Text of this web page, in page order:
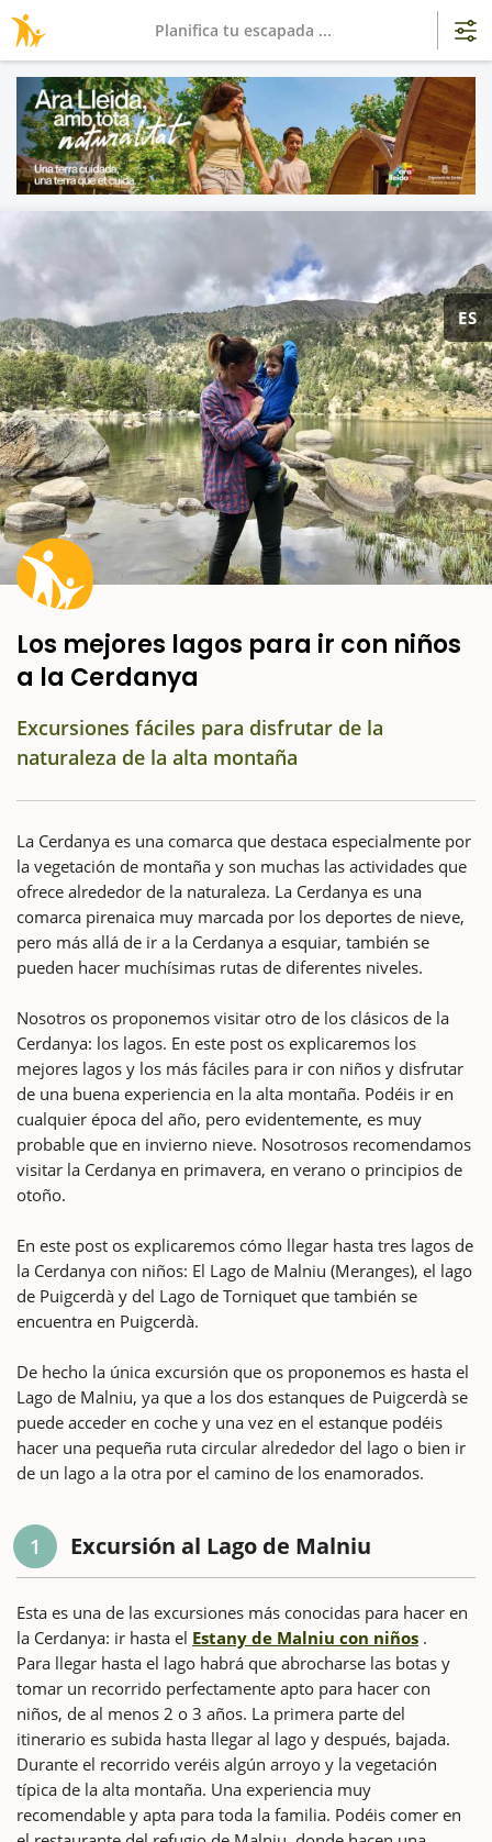
ES
Los mejores lagos para ir con niños
a la Cerdanya
Excursiones fáciles para disfrutar de la
naturaleza de la alta montaña
La Cerdanya es una comarca que destaca especialmente por
la vegetación de montaña y son muchas las actividades que
ofrece alrededor de la naturaleza. La Cerdanya es una
comarca pirenaica muy marcada por los deportes de nieve,
pero más allá de ir a la Cerdanya a esquiar, también se
pueden hacer muchísimas rutas de diferentes niveles.
Nosotros os proponemos visitar otro de los clásicos de la
Cerdanya: los lagos. En este post os explicaremos los
mejores lagos y los más fáciles para ir con niños y disfrutar
de una buena experiencia en la alta montaña. Podéis ir en
cualquier época del año, pero evidentemente, es muy
probable que en invierno nieve. Nosotrosos recomendamos
visitar la Cerdanya en primavera, en verano o principios de
otoño.
En este post os explicaremos cómo llegar hasta tres lagos de
la Cerdanya con niños: El Lago de Malniu (Meranges), el lago
de Puigcerdà y del Lago de Torniquet que también se
encuentra en Puigcerdà.
De hecho la única excursión que os proponemos es hasta el
Lago de Malniu, ya que a los dos estanques de Puigcerdà se
puede acceder en coche y una vez en el estanque podéis
hacer una pequeña ruta circular alrededor del lago o bien ir
de un lago a la otra por el camino de los enamorados.
1 Excursión al Lago de Malniu
Esta es una de las excursiones más conocidas para hacer en
la Cerdanya: ir hasta el Estany de Malniu con niños .
Para llegar hasta el lago habrá que abrocharse las botas y
tomar un recorrido perfectamente apto para hacer con
niños, de al menos 2 o 3 años. La primera parte del
itinerario es subida hasta llegar al lago y después, bajada.
Durante el recorrido veréis algún arroyo y la vegetación
típica de la alta montaña. Una experiencia muy
recomendable y apta para toda la familia. Podéis comer en
Planifica tu escapada ...